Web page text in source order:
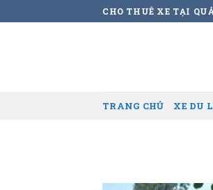
to
CHO THUÊ XE TẠI
TRANG CHỦ XE DU